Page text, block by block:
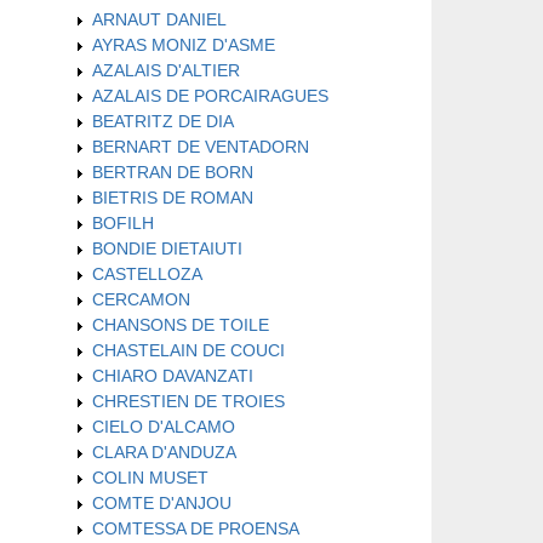
ARNAUT DANIEL
AYRAS MONIZ D'ASME
AZALAIS D'ALTIER
AZALAIS DE PORCAIRAGUES
BEATRITZ DE DIA
BERNART DE VENTADORN
BERTRAN DE BORN
BIETRIS DE ROMAN
BOFILH
BONDIE DIETAIUTI
CASTELLOZA
CERCAMON
CHANSONS DE TOILE
CHASTELAIN DE COUCI
CHIARO DAVANZATI
CHRESTIEN DE TROIES
CIELO D'ALCAMO
CLARA D'ANDUZA
COLIN MUSET
COMTE D'ANJOU
COMTESSA DE PROENSA